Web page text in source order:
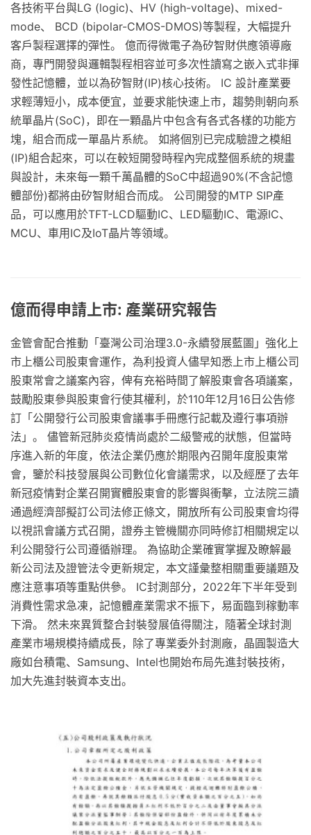
各技術平台與LG (logic)、HV (high-voltage)、mixed-
mode、 BCD (bipolar-CMOS-DMOS)等製程，大幅提升
客戶製程選擇的彈性。 億而得微電子為矽智財供應領導廠
商，專門開發與邏輯製程相容並可多次性讀寫之嵌入式非揮
發性記憶體，並以為矽智財(IP)核心技術。 IC 設計產業要
求輕薄短小，成本便宜，並要求能快速上市，趨勢則朝向系
統單晶片(SoC)，即在一顆晶片中包含有各式各樣的功能方
塊，組合而成一單晶片系統。 如將個別已完成驗證之模組
(IP)組合起來，可以在較短開發時程內完成整個系統的規畫
與設計，未來每一顆千萬晶體的SoC中超過90%(不含記憶
體部份)都將由矽智財組合而成。 公司開發的MTP SIP產
品，可以應用於TFT-LCD驅動IC、LED驅動IC、電源IC、
MCU、車用IC及IoT晶片等領域。
億而得申請上市: 產業研究報告
金管會配合推動「臺灣公司治理3.0-永續發展藍圖」強化上
市上櫃公司股東會運作，為利投資人儘早知悉上市上櫃公司
股東常會之議案內容，俾有充裕時間了解股東會各項議案，
鼓勵股東參與股東會行使其權利，於110年12月16日公告修
訂「公開發行公司股東會議事手冊應行記載及遵行事項辦
法」。 儘管新冠肺炎疫情尚處於二級警戒的狀態，但當時
序進入新的年度，依法企業仍應於期限內召開年度股東常
會，鑒於科技發展與公司數位化會議需求，以及經歷了去年
新冠疫情對企業召開實體股東會的影響與衝擊，立法院三讀
通過經濟部擬訂公司法修正條文，開放所有公司股東會均得
以視訊會議方式召開，證券主管機關亦同時修訂相關規定以
利公開發行公司遵循辦理。 為協助企業確實掌握及瞭解最
新公司法及證管法令更新規定，本文謹彙整相關重要議題及
應注意事項等重點供參。 IC封測部分，2022年下半年受到
消費性需求急凍，記憶體產業需求不振下，易面臨到稼動率
下滑。 然未來異質整合封裝發展值得關注，隨著全球封測
產業市場規模持續成長，除了專業委外封測廠，晶圓製造大
廠如台積電、Samsung、Intel也開始布局先進封裝技術，
加大先進封裝資本支出。